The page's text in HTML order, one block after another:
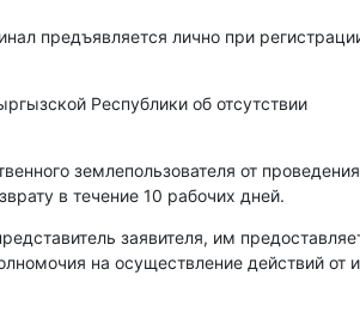
предъявляется лично при
Республики об отсутствии
землепользователя от проведения
в течение 10 рабочих дней.
заявителя, им
на осуществление действий от